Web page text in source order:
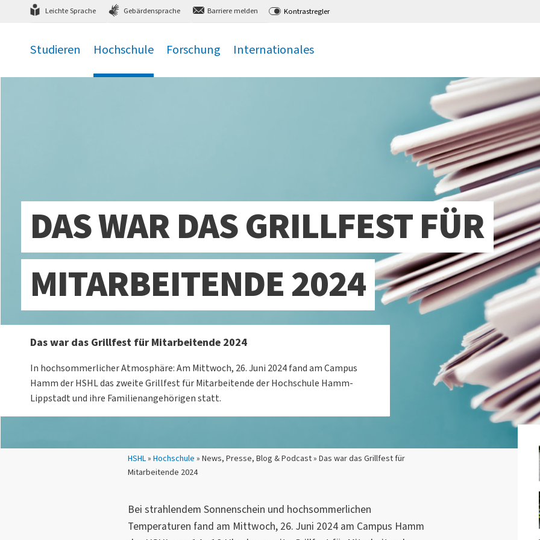
zum Hauptmenü zum Inhalt,
Leichte Sprache Gebärdensprache Barriere melden Kontrastregler
Studieren Hochschule Forschung Internationales
Sie sind hier:
HSHL» Hochschule » News, Presse, Blog & Podcast » Das war das Grillfest für
Mitarbeitende 2024
DAS WAR DAS GRILLFEST FÜR
MITARBEITENDE 2024
Das war das Grillfest für Mitarbeitende 2024
In hochsommerlicher Atmosphäre: Am Mittwoch, 26. Juni 2024 fand am Campus
Hamm der HSHL das zweite Grillfest für Mitarbeitende der Hochschule Hamm-
Lippstadt und ihre Familienangehörigen statt.
Bei strahlendem Sonnenschein und hochsommerlichen
Temperaturen fand am Mittwoch, 26. Juni 2024 am Campus Hamm